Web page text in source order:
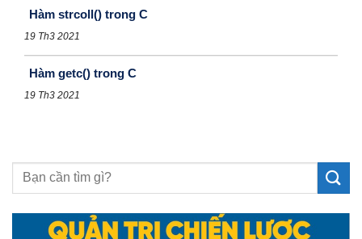
Hàm strcoll() trong C
19 Th3 2021
Hàm getc() trong C
19 Th3 2021